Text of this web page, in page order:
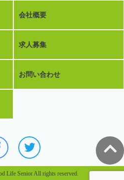
会社概要
求人募集
お問い合わせ
Life Senior All rights reserved.